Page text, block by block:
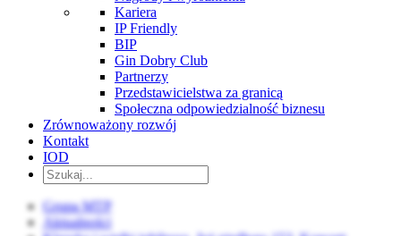
Kariera
IP Friendly
BIP
Gin Dobry Club
Partnerzy
Przedstawicielstwa za granicą
Społeczna odpowiedzialność biznesu
Zrównoważony rozwój
Kontakt
IOD
Grupa MTP
Aktualności